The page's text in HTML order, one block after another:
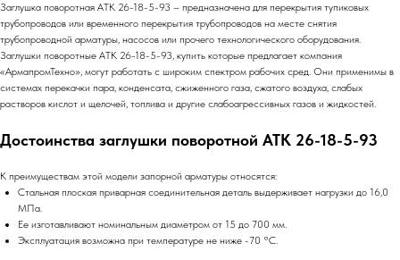
Заглушка поворотная АТК 26-18-5-93 – предназначена для перекрытия тупиковых
трубопроводов или временного перекрытия трубопроводов на месте снятия
трубопроводной арматуры, насосов или прочего технологического оборудования.
Заглушки поворотные АТК 26-18-5-93, купить которые предлагает компания
«АрмапромТехно», могут работать с широким спектром рабочих сред. Они применимы в
системах перекачки пара, конденсата, сжиженного газа, сжатого воздуха, слабых
растворов кислот и щелочей, топлива и другие слабоагрессивных газов и жидкостей.
Достоинства заглушки поворотной АТК 26-18-5-93
К преимуществам этой модели запорной арматуры относятся:
Стальная плоская приварная соединительная деталь выдерживает нагрузки до 16,0
МПа.
Ее изготавливают номинальным диаметром от 15 до 700 мм.
Эксплуатация возможна при температуре не ниже -70 °C.